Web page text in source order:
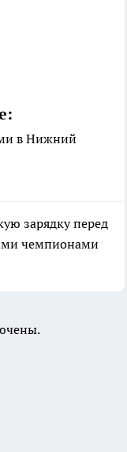
в Нижний
зарядку перед
чемпионами